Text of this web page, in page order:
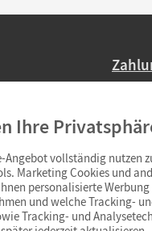
Ab
Ihre
Angebot vollständig nutzen
Marketing Cookies und
personalisierte
und welche Tracking-
Tracking- und